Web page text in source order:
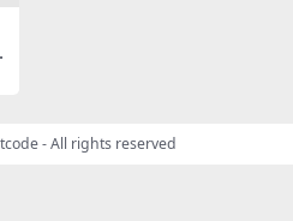
- All rights reserved